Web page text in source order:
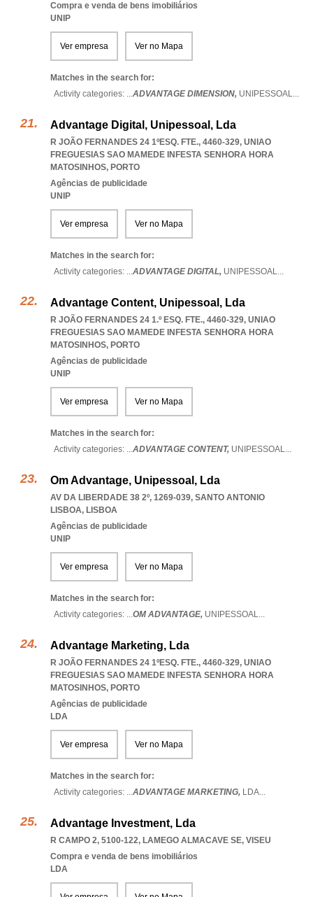
Compra e venda de bens imobiliários
UNIP
Ver empresa Ver no Mapa
Matches in the search for:
Activity categories: ...ADVANTAGE DIMENSION, UNIPESSOAL...
Advantage Digital, Unipessoal, Lda
R JOÃO FERNANDES 24 1ºESQ. FTE., 4460-329, UNIAO
FREGUESIAS SAO MAMEDE INFESTA SENHORA HORA
MATOSINHOS, PORTO
Agências de publicidade
UNIP
Ver empresa Ver no Mapa
Matches in the search for:
Activity categories: ...ADVANTAGE DIGITAL, UNIPESSOAL...
Advantage Content, Unipessoal, Lda
R JOÃO FERNANDES 24 1.º ESQ. FTE., 4460-329, UNIAO
FREGUESIAS SAO MAMEDE INFESTA SENHORA HORA
MATOSINHOS, PORTO
Agências de publicidade
UNIP
Ver empresa Ver no Mapa
Matches in the search for:
Activity categories: ...ADVANTAGE CONTENT, UNIPESSOAL...
Om Advantage, Unipessoal, Lda
AV DA LIBERDADE 38 2º, 1269-039, SANTO ANTONIO
LISBOA, LISBOA
Agências de publicidade
UNIP
Ver empresa Ver no Mapa
Matches in the search for:
Activity categories: ...OM ADVANTAGE, UNIPESSOAL...
Advantage Marketing, Lda
R JOÃO FERNANDES 24 1ºESQ. FTE., 4460-329, UNIAO
FREGUESIAS SAO MAMEDE INFESTA SENHORA HORA
MATOSINHOS, PORTO
Agências de publicidade
LDA
Ver empresa Ver no Mapa
Matches in the search for:
Activity categories: ...ADVANTAGE MARKETING, LDA...
Advantage Investment, Lda
R CAMPO 2, 5100-122, LAMEGO ALMACAVE SE, VISEU
Compra e venda de bens imobiliários
LDA